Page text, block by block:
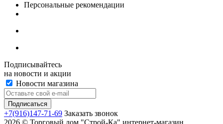
Персональные рекомендации
Подписывайтесь
на новости и акции
Новости магазина
+7(916)147-71-69 Заказать звонок